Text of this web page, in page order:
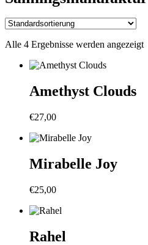
Alle 4 Ergebnisse werden angezeigt
Amethyst Clouds
€27,00
Mirabelle Joy
€25,00
Rahel